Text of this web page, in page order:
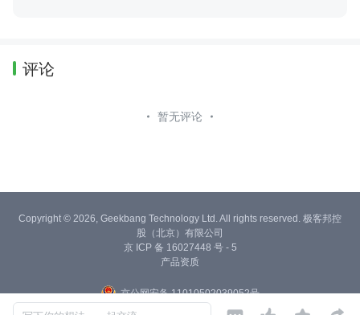
评论
暂无评论
Copyright © 2026, Geekbang Technology Ltd. All rights reserved. 极客邦控
股（北京）有限公司
京 ICP 备 16027448 号 - 5
产品资质
京公网安备 11010502039052号